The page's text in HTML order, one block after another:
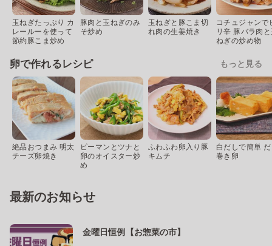
玉ねぎたっぷり カ
レールーを使って
節約豚こま炒め
豚肉と玉ねぎのみ
そ炒め
玉ねぎと豚こま切
れ肉の生姜焼き
コチュジャンで
リ辛 豚バラ肉
ねぎの炒め物
卵で作れるレシピ もっと見る
絶品おつまみ 明太
チーズ卵焼き
ピーマンとツナと
卵のオイスター炒
め
ふわふわ卵入り豚
キムチ
白だしで簡単
巻き卵
最新のお知らせ
金曜日恒例【お惣菜の市】